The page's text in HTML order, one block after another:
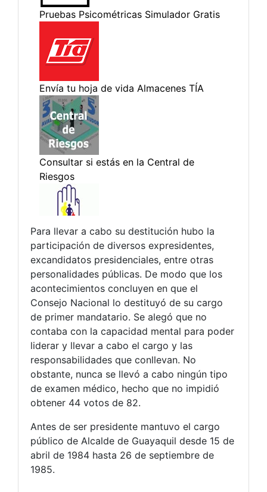
Para llevar a cabo su destitución hubo la
participación de diversos expresidentes,
excandidatos presidenciales, entre otras
personalidades públicas. De modo que los
acontecimientos concluyen en que el
Consejo Nacional lo destituyó de su cargo
de primer mandatario. Se alegó que no
contaba con la capacidad mental para poder
liderar y llevar a cabo el cargo y las
responsabilidades que conllevan. No
obstante, nunca se llevó a cabo ningún tipo
de examen médico, hecho que no impidió
obtener 44 votos de 82.
Antes de ser presidente mantuvo el cargo
público de Alcalde de Guayaquil desde 15 de
abril de 1984 hasta 26 de septiembre de
1985.